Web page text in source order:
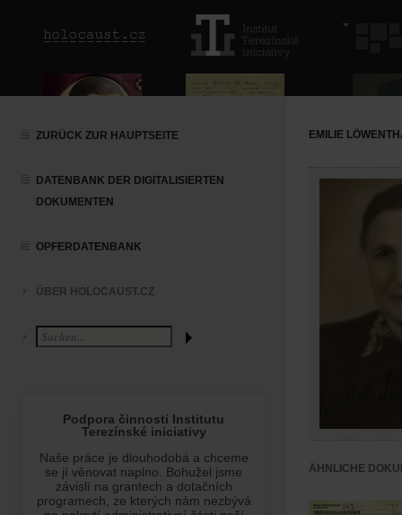
ZURÜCK ZUR HAUPTSEITE
DATENBANK DER DIGITALISIERTEN
DOKUMENTEN
OPFERDATENBANK
ÜBER HOLOCAUST.CZ
EMILIE
ÄHNLICHE